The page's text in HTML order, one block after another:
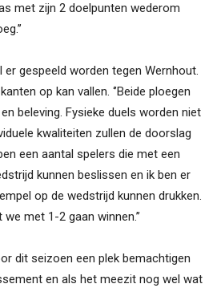
met zijn 2 doelpunten wederom
gespeeld worden tegen Wernhout.
op kan vallen. ‘’Beide ploegen
beleving. Fysieke duels worden niet
kwaliteiten zullen de doorslag
een aantal spelers die met een
kunnen beslissen en ik ben er
op de wedstrijd kunnen drukken.
met 1-2 gaan winnen.’’
dit seizoen een plek bemachtigen
en als het meezit nog wel wat